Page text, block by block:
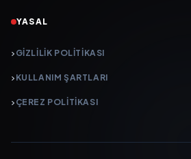
YASAL
GIZLILIK POLITIKASI
KULLANIM ŞARTLARI
ÇEREZ POLITIKASI